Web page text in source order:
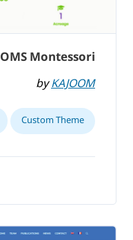
OMS Montessori
byKAJOOM
Custom Theme